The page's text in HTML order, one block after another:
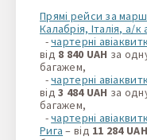
Прямі рейси за
Калабрія, Італія, а/
-чартерні
від 8 840 UAH за
багажем,
-чартерні
від3 484 UAH за
багажем,
-чартерні
Рига – від 11 284 UAH